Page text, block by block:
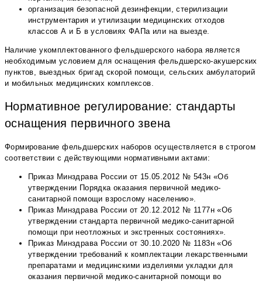
организация безопасной дезинфекции, стерилизации
инструментария и утилизации медицинских отходов
классов А и Б в условиях ФАПа или на выезде.
Наличие укомплектованного фельдшерского набора является
необходимым условием для оснащения фельдшерско-акушерских
пунктов, выездных бригад скорой помощи, сельских амбулаторий
и мобильных медицинских комплексов.
Нормативное регулирование: стандарты
оснащения первичного звена
Формирование фельдшерских наборов осуществляется в строгом
соответствии с действующими нормативными актами:
Приказ Минздрава России от 15.05.2012 № 543н «Об
утверждении Порядка оказания первичной медико-
санитарной помощи взрослому населению».
Приказ Минздрава России от 20.12.2012 № 1177н «Об
утверждении стандарта первичной медико-санитарной
помощи при неотложных и экстренных состояниях».
Приказ Минздрава России от 30.10.2020 № 1183н «Об
утверждении требований к комплектации лекарственными
препаратами и медицинскими изделиями укладки для
оказания первичной медико-санитарной помощи во